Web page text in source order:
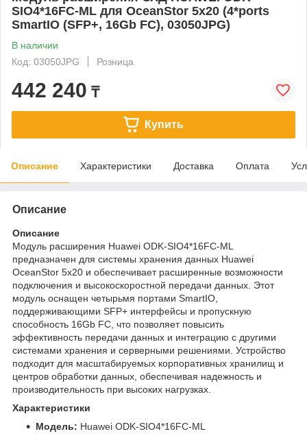
SIO4*16FC-ML для OceanStor 5x20 (4*ports
SmartIO (SFP+, 16Gb FC), 03050JPG)
В наличии
Код: 03050JPG
Розница
442 240 ₸
Купить
Описание Характеристики Доставка Оплата
Описание
Описание
Модуль расширения Huawei ODK-SIO4*16FC-ML
предназначен для системы хранения данных Huawei
OceanStor 5x20 и обеспечивает расширенные возможности
подключения и высокоскоростной передачи данных. Этот
модуль оснащен четырьмя портами SmartIO,
поддерживающими SFP+ интерфейсы и пропускную
способность 16Gb FC, что позволяет повысить
эффективность передачи данных и интеграцию с другими
системами хранения и серверными решениями. Устройство
подходит для масштабируемых корпоративных хранилищ и
центров обработки данных, обеспечивая надежность и
производительность при высоких нагрузках.
Характеристики
Модель: Huawei ODK-SIO4*16FC-ML